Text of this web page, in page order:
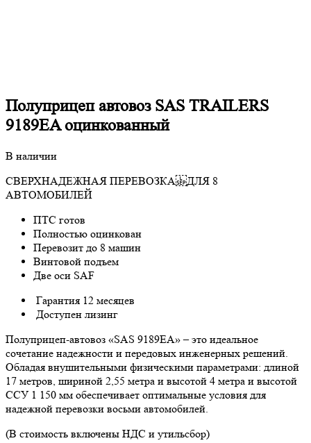
Полуприцеп автовоз SAS TRAILERS
9189EA оцинкованный
В наличии
СВЕРХНАДЕЖНАЯ ПЕРЕВОЗКА ДЛЯ 8
АВТОМОБИЛЕЙ
ПТС готов
Полностью оцинкован
Перевозит до 8 машин
Винтовой подъем
Две оси SAF
Гарантия 12 месяцев
Доступен лизинг
Полуприцеп-автовоз «SAS 9189EA» – это идеальное
сочетание надежности и передовых инженерных решений.
Обладая внушительными физическими параметрами: длиной
17 метров, шириной 2,55 метра и высотой 4 метра и высотой
ССУ 1 150 мм обеспечивает оптимальные условия для
надежной перевозки восьми автомобилей.
(В стоимость включены НДС и утильсбор)